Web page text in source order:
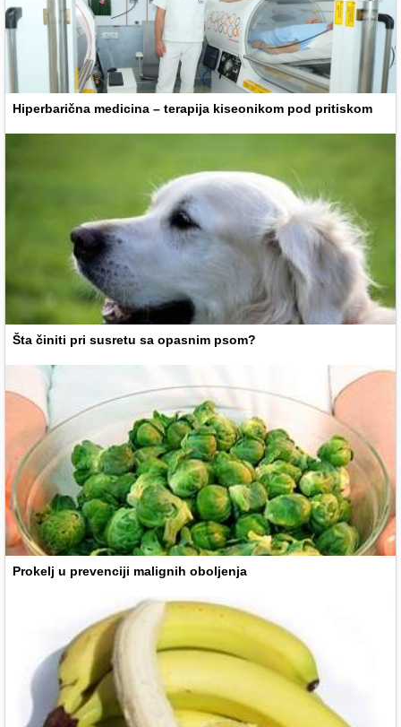
Hiperbarična medicina – terapija kiseonikom pod pritiskom
Šta činiti pri susretu sa opasnim psom?
Prokelj u prevenciji malignih oboljenja